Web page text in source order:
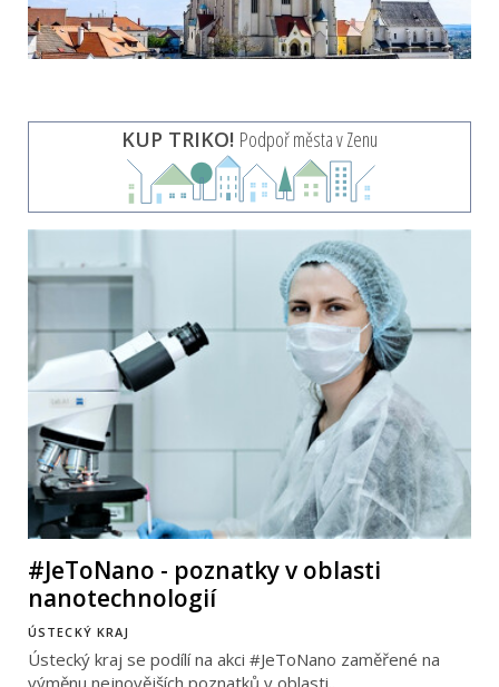
KUP TRIKO! Podpoř města v Zenu
#JeToNano - poznatky v oblasti
nanotechnologií
ÚSTECKÝ KRAJ
Ústecký kraj se podílí na akci #JeToNano zaměřené na
výměnu nejnovějších poznatků v oblasti..